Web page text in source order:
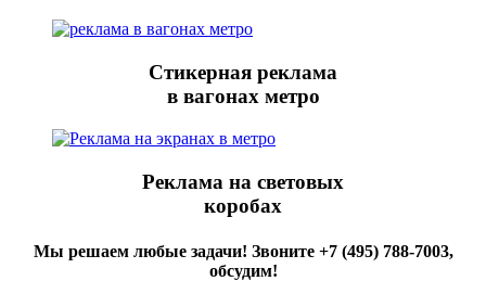
Стикерная реклама
в вагонах метро
Реклама на световых
коробах
Мы решаем любые задачи! Звоните +7 (495) 788-7003,
обсудим!